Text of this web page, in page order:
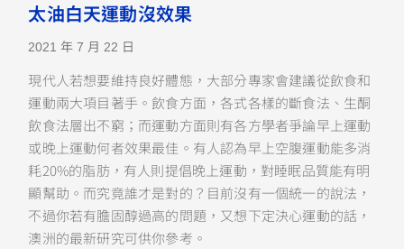
太油白天運動沒效果
2021 年 7 月 22 日
現代人若想要維持良好體態，大部分專家會建議從飲食和
運動兩大項目著手。飲食方面，各式各樣的斷食法、生酮
飲食法層出不窮；而運動方面則有各方學者爭論早上運動
或晚上運動何者效果最佳。有人認為早上空腹運動能多消
耗20%的脂肪，有人則提倡晚上運動，對睡眠品質能有明
顯幫助。而究竟誰才是對的？目前沒有一個統一的說法，
不過你若有膽固醇過高的問題，又想下定決心運動的話，
澳洲的最新研究可供你參考。